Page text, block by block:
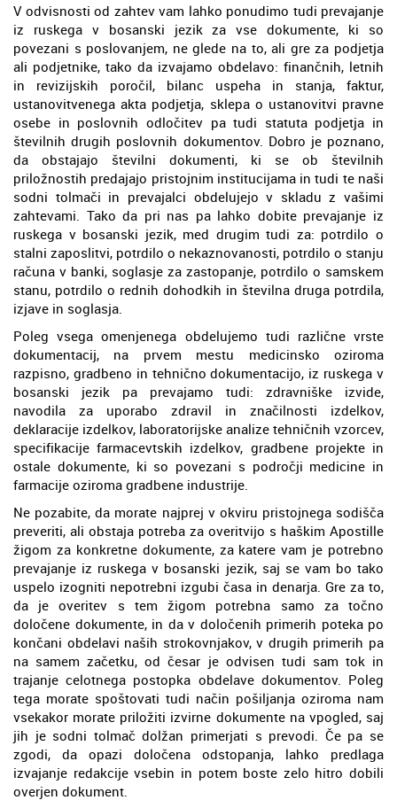
V odvisnosti od zahtev vam lahko ponudimo tudi prevajanje
iz ruskega v bosanski jezik za vse dokumente, ki so
povezani s poslovanjem, ne glede na to, ali gre za podjetja
ali podjetnike, tako da izvajamo obdelavo: finančnih, letnih
in revizijskih poročil, bilanc uspeha in stanja, faktur,
ustanovitvenega akta podjetja, sklepa o ustanovitvi pravne
osebe in poslovnih odločitev pa tudi statuta podjetja in
številnih drugih poslovnih dokumentov. Dobro je poznano,
da obstajajo številni dokumenti, ki se ob številnih
priložnostih predajajo pristojnim institucijama in tudi te naši
sodni tolmači in prevajalci obdelujejo v skladu z vašimi
zahtevami. Tako da pri nas pa lahko dobite prevajanje iz
ruskega v bosanski jezik, med drugim tudi za: potrdilo o
stalni zaposlitvi, potrdilo o nekaznovanosti, potrdilo o stanju
računa v banki, soglasje za zastopanje, potrdilo o samskem
stanu, potrdilo o rednih dohodkih in številna druga potrdila,
izjave in soglasja.
Poleg vsega omenjenega obdelujemo tudi različne vrste
dokumentacij, na prvem mestu medicinsko oziroma
razpisno, gradbeno in tehnično dokumentacijo, iz ruskega v
bosanski jezik pa prevajamo tudi: zdravniške izvide,
navodila za uporabo zdravil in značilnosti izdelkov,
deklaracije izdelkov, laboratorijske analize tehničnih vzorcev,
specifikacije farmacevtskih izdelkov, gradbene projekte in
ostale dokumente, ki so povezani s področji medicine in
farmacije oziroma gradbene industrije.
Ne pozabite, da morate najprej v okviru pristojnega sodišča
preveriti, ali obstaja potreba za overitvijo s haškim Apostille
žigom za konkretne dokumente, za katere vam je potrebno
prevajanje iz ruskega v bosanski jezik, saj se vam bo tako
uspelo izogniti nepotrebni izgubi časa in denarja. Gre za to,
da je overitev s tem žigom potrebna samo za točno
določene dokumente, in da v določenih primerih poteka po
končani obdelavi naših strokovnjakov, v drugih primerih pa
na samem začetku, od česar je odvisen tudi sam tok in
trajanje celotnega postopka obdelave dokumentov. Poleg
tega morate spoštovati tudi način pošiljanja oziroma nam
vsekakor morate priložiti izvirne dokumente na vpogled, saj
jih je sodni tolmač dolžan primerjati s prevodi. Če pa se
zgodi, da opazi določena odstopanja, lahko predlaga
izvajanje redakcije vsebin in potem boste zelo hitro dobili
overjen dokument.